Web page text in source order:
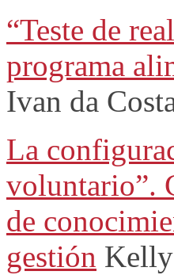
“Teste de
programa
Ivan da
La
voluntario”.
de
gestión Kelly